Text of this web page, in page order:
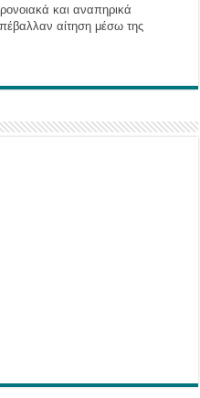
και αναπηρικά
αίτηση μέσω της